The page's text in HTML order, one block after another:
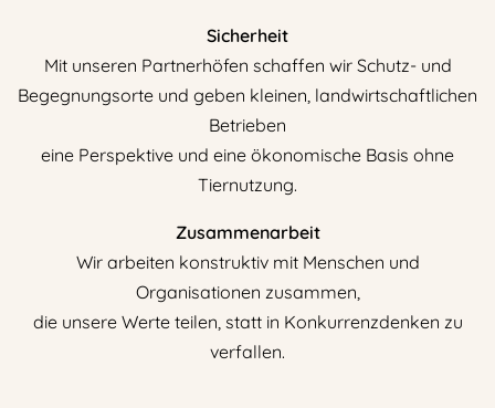
Sicherheit
Mit unseren Partnerhöfen schaffen wir Schutz- und
Begegnungsorte und geben kleinen, landwirtschaftlichen
Betrieben
eine Perspektive und eine ökonomische Basis ohne
Tiernutzung.
Zusammenarbeit
Wir arbeiten konstruktiv mit Menschen und
Organisationen zusammen,
die unsere Werte teilen, statt in Konkurrenzdenken zu
verfallen.